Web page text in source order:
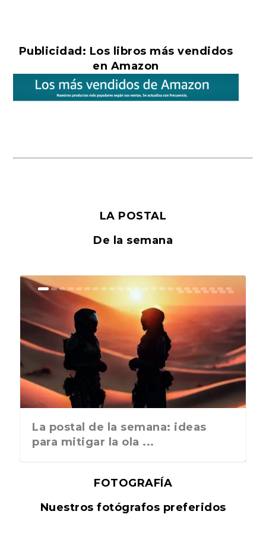
Publicidad: Los libros más vendidos
en Amazon
LA POSTAL
De la semana
La postal de la semana: ideas
para mitigar la ola ...
FOTOGRAFÍA
Nuestros fotógrafos preferidos